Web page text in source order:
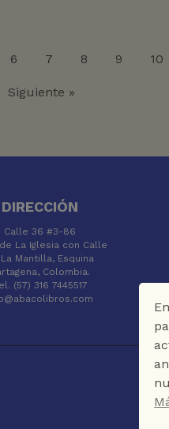
6 7 8 9 10
Siguiente »
DIRECCIÓN
Calle 36 #3-86
La Iglesia con Calle
Mantilla, Esquina
Colombia.
(57) 316 7445517